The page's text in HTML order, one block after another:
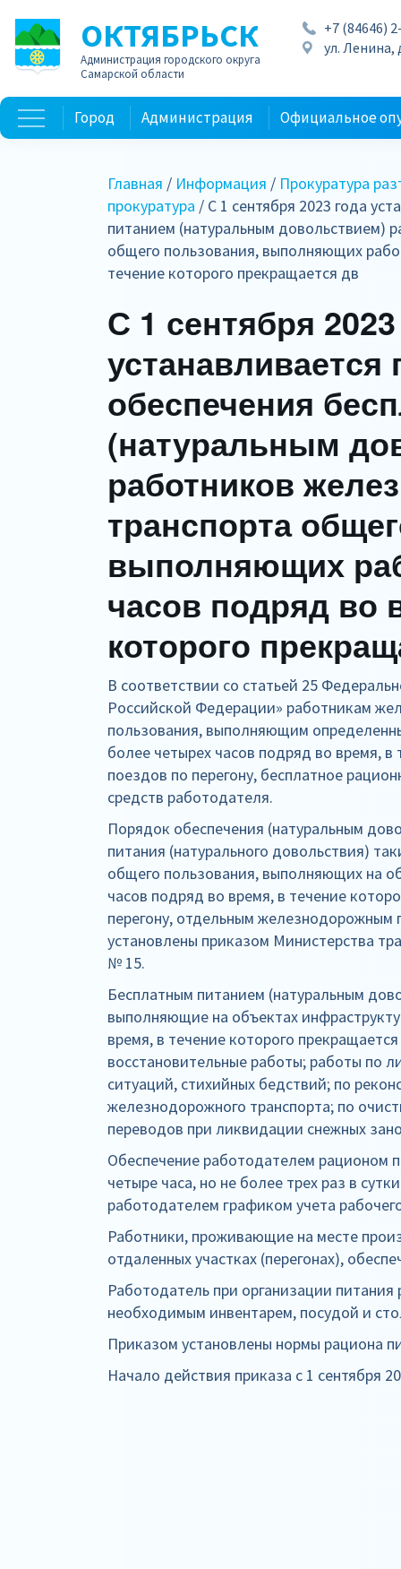
ОКТЯБРЬСК
Администрация городского округа
Самарской области
+7 (84646)
ул. Ленина,
Город Администрация Официальное
Главная / Информация / Прокуратура
прокуратура / С 1 сентября 2023 года
питанием (натуральным довольствием)
общего пользования, выполняющих
течение которого прекращается дв
С 1 сентября
устанавливается
обеспечения
(натуральным
работников
транспорта
выполняющих
часов подряд во
которого
В соответствии со статьей 25
Российской Федерации» работникам
пользования, выполняющим
более четырех часов подряд во время,
поездов по перегону, бесплатное
средств работодателя.
Порядок обеспечения (натуральным
питания (натурального довольствия)
общего пользования, выполняющих на
часов подряд во время, в течение
перегону, отдельным железнодорожным
установлены приказом Министерства
№ 15.
Бесплатным питанием (натуральным
выполняющие на объектах
время, в течение которого
восстановительные работы; работы по
ситуаций, стихийных бедствий; по
железнодорожного транспорта; по
переводов при ликвидации снежных
Обеспечение работодателем рационом
четыре часа, но не более трех раз в
работодателем графиком учета
Работники, проживающие на месте
отдаленных участках (перегонах),
Работодатель при организации
необходимым инвентарем, посудой и
Приказом установлены нормы рациона
Начало действия приказа с 1 сентября